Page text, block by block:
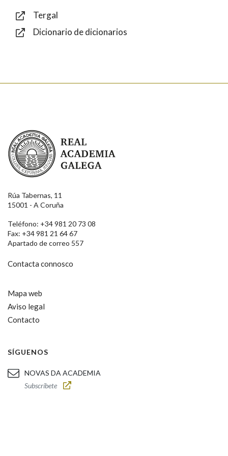
Tergal
Dicionario de dicionarios
Real Academia Galega
Rúa Tabernas, 11
15001 - A Coruña
Teléfono: +34 981 20 73 08
Fax: +34 981 21 64 67
Apartado de correo 557
Contacta connosco
Mapa web
Aviso legal
Contacto
SÍGUENOS
NOVAS DA ACADEMIA
Subscríbete